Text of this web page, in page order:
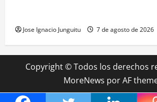
Jose Ignacio Junguitu 7 de agosto de 2026
Copyright © Todos los derechos
MoreNews por AF